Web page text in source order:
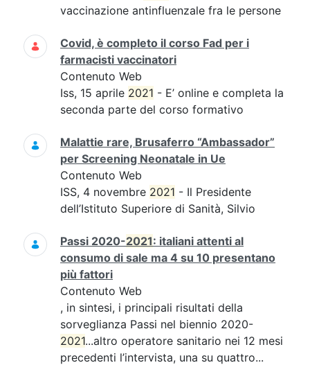
vaccinazione antinfluenzale fra le persone
Covid, è completo il corso Fad per i
farmacisti vaccinatori
Contenuto Web
Iss, 15 aprile 2021 - E’ online e completa la
seconda parte del corso formativo
Malattie rare, Brusaferro “Ambassador”
per Screening Neonatale in Ue
Contenuto Web
ISS, 4 novembre 2021 - Il Presidente
dell’Istituto Superiore di Sanità, Silvio
Passi 2020-2021: italiani attenti al
consumo di sale ma 4 su 10 presentano
più fattori
Contenuto Web
, in sintesi, i principali risultati della
sorveglianza Passi nel biennio 2020-
2021...altro operatore sanitario nei 12 mesi
precedenti l’intervista, una su quattro...